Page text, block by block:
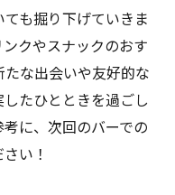
も掘り下げていきま
クやスナックのおす
な出会いや友好的な
たひとときを過ごし
に、次回のバーでの
い！